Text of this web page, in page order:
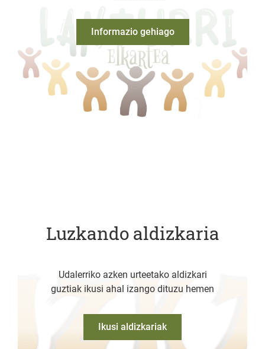
Informazio gehiago
Luzkando aldizkaria
Udalerriko azken urteetako aldizkari
guztiak ikusi ahal izango dituzu hemen
Ikusi aldizkariak